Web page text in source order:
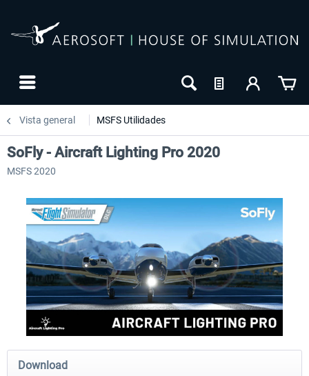
Vista general MSFS Utilidades
rkApps - FSRealistic Pro MSFS
SoFly - Aircraft Lighting Pro 2020
MSFS 2020
Download